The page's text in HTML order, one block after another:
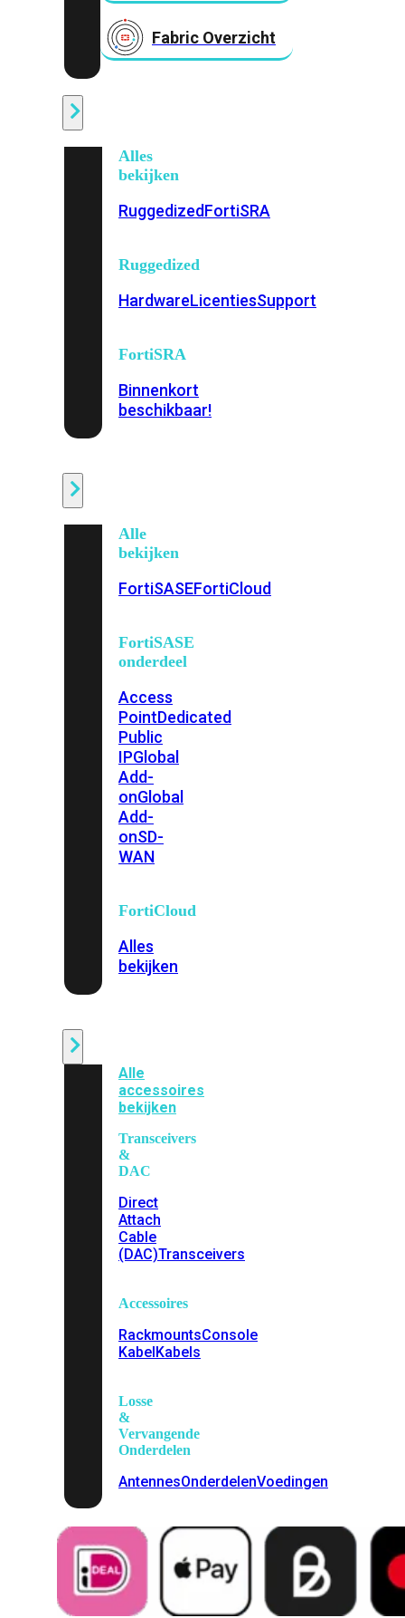
Fabric Overzicht
Alles
bekijken
RuggedizedFortiSRA
Ruggedized
HardwareLicentiesSupport
FortiSRA
Binnenkort
beschikbaar!
Alle
bekijken
FortiSASEFortiCloud
FortiSASE
onderdeel
Access
PointDedicated
Public
IPGlobal
Add-
onGlobal
Add-
onSD-
WAN
FortiCloud
Alles
bekijken
Alle
accessoires
bekijken
Transceivers
&
DAC
Direct
Attach
Cable
(DAC)Transceivers
Accessoires
RackmountsConsole
KabelKabels
Losse
&
Vervangende
Onderdelen
AntennesOnderdelenVoedingen